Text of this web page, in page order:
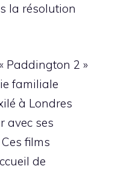
la résolution
Paddington 2 »
familiale
à Londres
avec ses
films
de